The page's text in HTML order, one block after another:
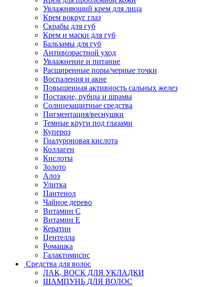
Увлажняющий крем для лица
Крем вокруг глаз
Скрабы для губ
Крем и маски для губ
Бальзамы для губ
Антивозрастной уход
Увлажнение и питание
Расширенные поры/черные точки
Воспаления и акне
Повышенная активность сальных желез
Постакне, рубцы и шрамы
Солнцезащитные средства
Пигментация/веснушки
Темные круги под глазами
Купероз
Гиалуроновая кислота
Коллаген
Кислоты
Золото
Алоэ
Улитка
Пантенол
Чайное дерево
Витамин C
Витамин Е
Кератин
Центелла
Ромашка
Галактомисис
Средства для волос
ЛАК, ВОСК ДЛЯ УКЛАДКИ
ШАМПУНЬ ДЛЯ ВОЛОС